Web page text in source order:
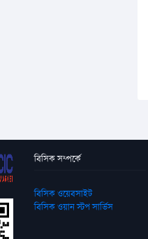
বিসিক সম্পর্কে
বিসিক ওয়েবসাইট
বিসিক ওয়ান স্টপ সার্ভিস